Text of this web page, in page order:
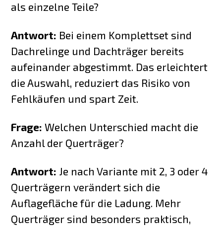
als einzelne Teile?
Antwort: Bei einem Komplettset sind
Dachrelinge und Dachträger bereits
aufeinander abgestimmt. Das erleichtert
die Auswahl, reduziert das Risiko von
Fehlkäufen und spart Zeit.
Frage: Welchen Unterschied macht die
Anzahl der Querträger?
Antwort: Je nach Variante mit 2, 3 oder 4
Querträgern verändert sich die
Auflagefläche für die Ladung. Mehr
Querträger sind besonders praktisch,